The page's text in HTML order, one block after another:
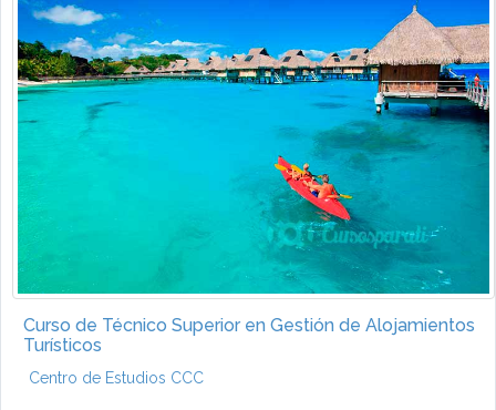
Curso de Técnico Superior en Gestión de Alojamientos
Turísticos
Centro de Estudios CCC